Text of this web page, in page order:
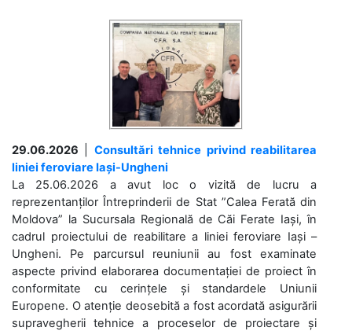
29.06.2026
Consultări tehnice privind reabilitarea
liniei feroviare Iași-Ungheni
La 25.06.2026 a avut loc o vizită de lucru a
reprezentanților Întreprinderii de Stat ”Calea Ferată din
Moldova” la Sucursala Regională de Căi Ferate Iași, în
cadrul proiectului de reabilitare a liniei feroviare Iași –
Ungheni. Pe parcursul reuniunii au fost examinate
aspecte privind elaborarea documentației de proiect în
conformitate cu cerințele și standardele Uniunii
Europene. O atenție deosebită a fost acordată asigurării
supravegherii tehnice a proceselor de proiectare și